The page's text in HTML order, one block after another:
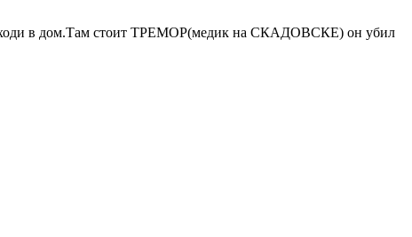
в дом.Там стоит ТРЕМОР(медик на СКАДОВСКЕ) он убил